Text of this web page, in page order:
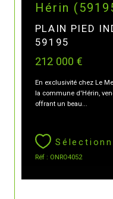
Hérin
PLAIN PIED
59195
212 000 €
En exclusivité chez Le
la commune d'Hérin,
offrant un beau...
Réf : ONRO4052